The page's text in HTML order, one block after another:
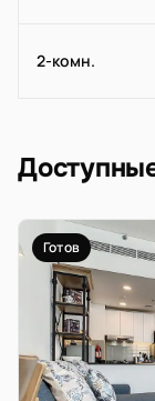
2-комн.
Готов